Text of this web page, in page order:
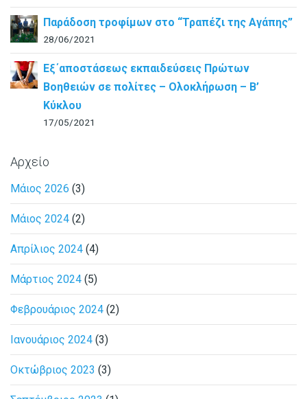
Παράδοση τροφίμων στο “Τραπέζι της Αγάπης”
28/06/2021
Εξ΄αποστάσεως εκπαιδεύσεις Πρώτων
Βοηθειών σε πολίτες – Ολοκλήρωση – B’
Κύκλου
17/05/2021
Αρχείο
Μάιος 2026 (3)
Μάιος 2024 (2)
Απρίλιος 2024 (4)
Μάρτιος 2024 (5)
Φεβρουάριος 2024 (2)
Ιανουάριος 2024 (3)
Οκτώβριος 2023 (3)